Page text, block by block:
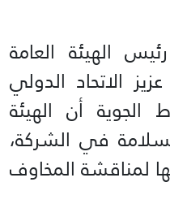
الهيئة العامة
الاتحاد الدولي
الجوية أن الهيئة
في الشركة،
لمناقشة المخاوف